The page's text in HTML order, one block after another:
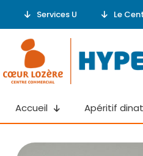
Services U Le
Accueil Apéritif